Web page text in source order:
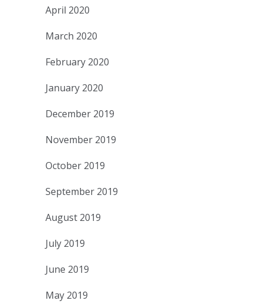
April 2020
March 2020
February 2020
January 2020
December 2019
November 2019
October 2019
September 2019
August 2019
July 2019
June 2019
May 2019